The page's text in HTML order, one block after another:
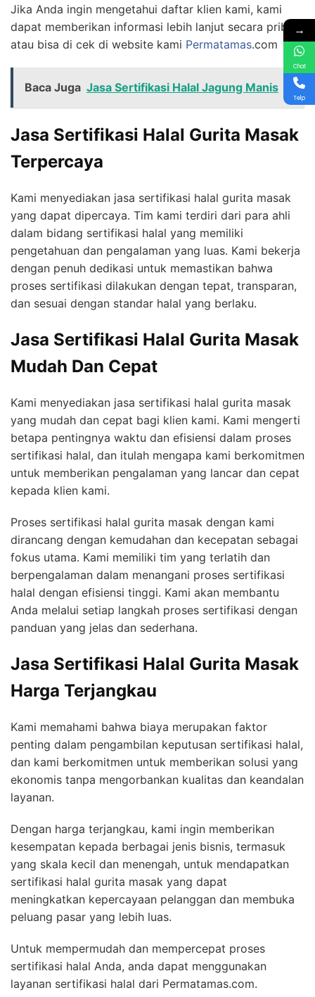
Jika Anda ingin mengetahui daftar klien kami, kami
dapat memberikan informasi lebih lanjut secara pribadi
atau bisa di cek di website kami Permatamas.com
Baca Juga Jasa Sertifikasi Halal Jagung Manis
Jasa Sertifikasi Halal Gurita Masak
Terpercaya
Kami menyediakan jasa sertifikasi halal gurita masak
yang dapat dipercaya. Tim kami terdiri dari para ahli
dalam bidang sertifikasi halal yang memiliki
pengetahuan dan pengalaman yang luas. Kami bekerja
dengan penuh dedikasi untuk memastikan bahwa
proses sertifikasi dilakukan dengan tepat, transparan,
dan sesuai dengan standar halal yang berlaku.
Jasa Sertifikasi Halal Gurita Masak
Mudah Dan Cepat
Kami menyediakan jasa sertifikasi halal gurita masak
yang mudah dan cepat bagi klien kami. Kami mengerti
betapa pentingnya waktu dan efisiensi dalam proses
sertifikasi halal, dan itulah mengapa kami berkomitmen
untuk memberikan pengalaman yang lancar dan cepat
kepada klien kami.
Proses sertifikasi halal gurita masak dengan kami
dirancang dengan kemudahan dan kecepatan sebagai
fokus utama. Kami memiliki tim yang terlatih dan
berpengalaman dalam menangani proses sertifikasi
halal dengan efisiensi tinggi. Kami akan membantu
Anda melalui setiap langkah proses sertifikasi dengan
panduan yang jelas dan sederhana.
Jasa Sertifikasi Halal Gurita Masak
Harga Terjangkau
Kami memahami bahwa biaya merupakan faktor
penting dalam pengambilan keputusan sertifikasi halal,
dan kami berkomitmen untuk memberikan solusi yang
ekonomis tanpa mengorbankan kualitas dan keandalan
layanan.
Dengan harga terjangkau, kami ingin memberikan
kesempatan kepada berbagai jenis bisnis, termasuk
yang skala kecil dan menengah, untuk mendapatkan
sertifikasi halal gurita masak yang dapat
meningkatkan kepercayaan pelanggan dan membuka
peluang pasar yang lebih luas.
Untuk mempermudah dan mempercepat proses
sertifikasi halal Anda, anda dapat menggunakan
layanan sertifikasi halal dari Permatamas.com.
→
Chat
Telp